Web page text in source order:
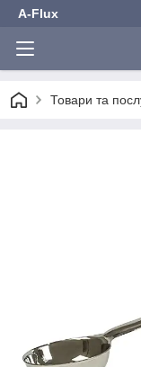
A-Flux
Товари та